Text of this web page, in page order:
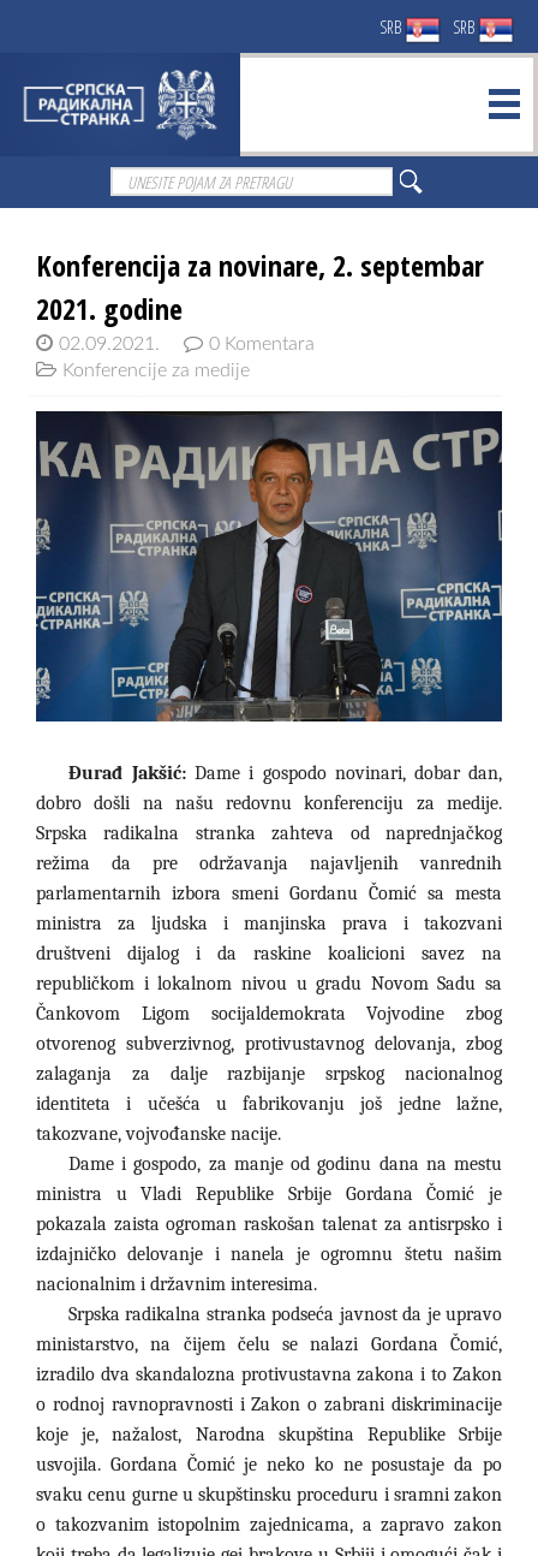
SRB SRB
Konferencija za novinare, 2. septembar
2021. godine
02.09.2021.
0 Komentara
Konferencije za medije
Đurađ Jakšić: Dame i gospodo novinari, dobar dan,
dobro došli na našu redovnu konferenciju za medije.
Srpska radikalna stranka zahteva od naprednjačkog
režima da pre održavanja najavljenih vanrednih
parlamentarnih izbora smeni Gordanu Čomić sa mesta
ministra za ljudska i manjinska prava i takozvani
društveni dijalog i da raskine koalicioni savez na
republičkom i lokalnom nivou u gradu Novom Sadu sa
Čankovom Ligom socijaldemokrata Vojvodine zbog
otvorenog subverzivnog, protivustavnog delovanja, zbog
zalaganja za dalje razbijanje srpskog nacionalnog
identiteta i učešća u fabrikovanju još jedne lažne,
takozvane, vojvođanske nacije.
Dame i gospodo, za manje od godinu dana na mestu
ministra u Vladi Republike Srbije Gordana Čomić je
pokazala zaista ogroman raskošan talenat za antisrpsko i
izdajničko delovanje i nanela je ogromnu štetu našim
nacionalnim i državnim interesima.
Srpska radikalna stranka podseća javnost da je upravo
ministarstvo, na čijem čelu se nalazi Gordana Čomić,
izradilo dva skandalozna protivustavna zakona i to Zakon
o rodnoj ravnopravnosti i Zakon o zabrani diskriminacije
koje je, nažalost, Narodna skupština Republike Srbije
usvojila. Gordana Čomić je neko ko ne posustaje da po
svaku cenu gurne u skupštinsku proceduru i sramni zakon
o takozvanim istopolnim zajednicama, a zapravo zakon